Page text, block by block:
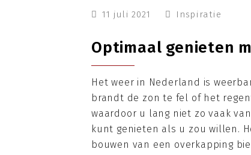
11 juli 2021 Inspiratie
Optimaal genieten
Het weer in Nederland is
brandt de zon te fel of het
waardoor u lang niet zo vaak
kunt genieten als u zou willen.
bouwen van een overkapping